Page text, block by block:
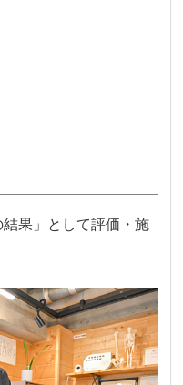
果」として評価・施